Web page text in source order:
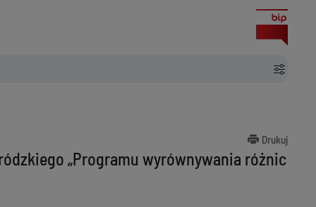
Drukuj
„Programu wyrównywania różnic